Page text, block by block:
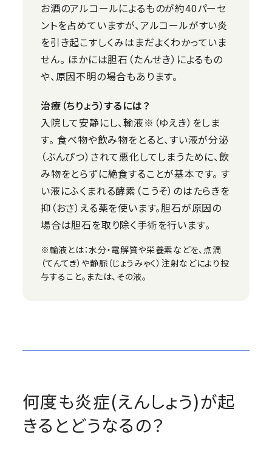
お酒のアルコールによるものが約40パーセ
ントを占めていますが、アルコールがすい炎
を引き起こすしくみはまだよくわかっていま
せん。 ほかには胆石（たんせき）によるもの
や、原因不明の場合もあります。
治療（ちりょう）するには？
入院して安静にし、輸液※（ゆえき）をしま
す。 食べ物や飲み物をとると、すい液が分泌
（ぶんぴつ）されて悪化してしまうために、飲
み物をとらずに絶食することが基本です。 す
い液にふくまれる酵素（こうそ）のはたらきを
抑（おさ）える薬を使います。胆石が原因の
場合は胆石を取り除く手術を行います。
※輸液とは：水分・電解質や栄養素などを、点滴
（てんてき）や静脈（じょうみゃく）注射などにより投
与すること。または、その液。
何度も炎症(えんしょう)が起
きるとどうなるの？